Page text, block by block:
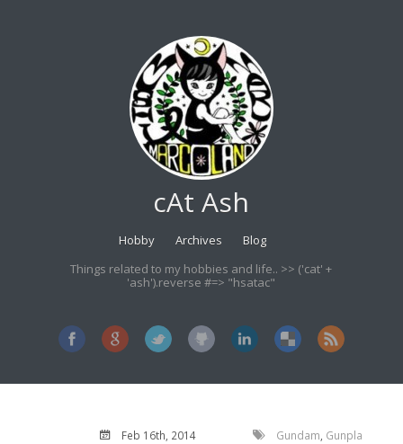
cAt Ash
Hobby Archives
Blog
Things related to my hobbies and life.. >> ('cat' +
'ash').reverse #=> "hsatac"
Feb 16th, 2014 Gundam, Gunpla